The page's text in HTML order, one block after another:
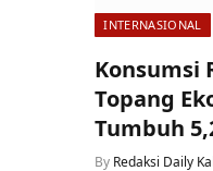
INTERNASIONAL
Konsumsi
Topang
Tumbuh
By Redaksi Daily